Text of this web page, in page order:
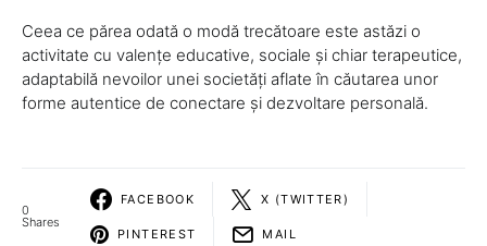
Ceea ce părea odată o modă trecătoare este astăzi o
activitate cu valențe educative, sociale și chiar terapeutice,
adaptabilă nevoilor unei societăți aflate în căutarea unor
forme autentice de conectare și dezvoltare personală.
0
Shares
FACEBOOK X (TWITTER)
PINTEREST MAIL